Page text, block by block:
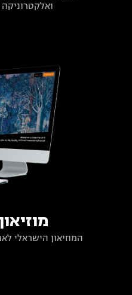
המוזיאון הישראלי